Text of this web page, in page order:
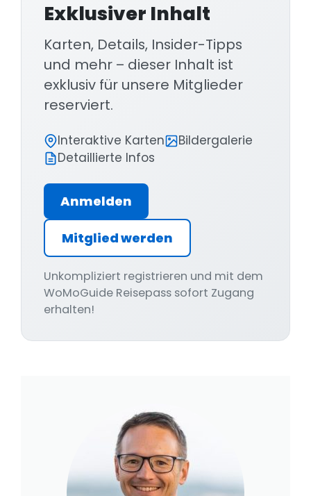
nicht, dass man auch plötzlich alle
Regelkenntnisse über Bord werfen soll.
Exklusiver Inhalt
Karten, Details, Insider-Tipps
und mehr – dieser Inhalt ist
exklusiv für unsere Mitglieder
reserviert.
Interaktive Karten
Bildergalerie
Detaillierte Infos
Anmelden
Mitglied werden
Unkompliziert registrieren und mit dem
WoMoGuide Reisepass sofort Zugang
erhalten!